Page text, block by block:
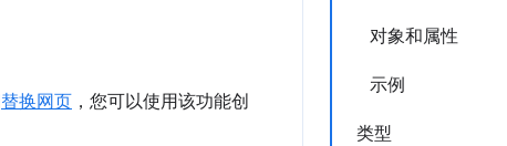
对象和属性
示例
类型
替换网页 ，您可以使用该功能创